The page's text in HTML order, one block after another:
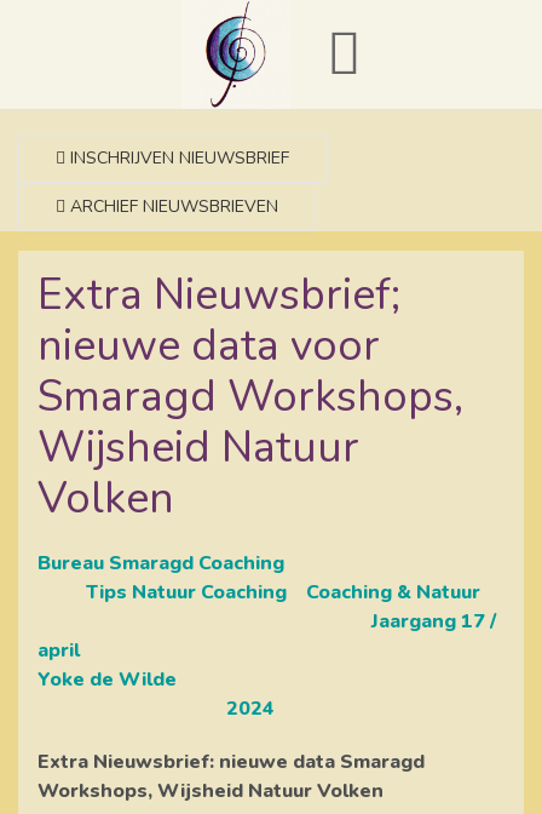
INSCHRIJVEN NIEUWSBRIEF
ARCHIEF NIEUWSBRIEVEN
Extra Nieuwsbrief;
nieuwe data voor
Smaragd Workshops,
Wijsheid Natuur
Volken
Bureau Smaragd Coaching
Tips Natuur Coaching
Coaching & Natuur
Jaargang 17 /
april
Yoke de Wilde
2024
Extra Nieuwsbrief: nieuwe data Smaragd
Workshops, Wijsheid Natuur Volken